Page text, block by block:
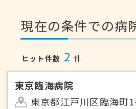
現在の条件での病
ヒット件数 2 件
東京臨海病院
東京都江戸川区臨海町